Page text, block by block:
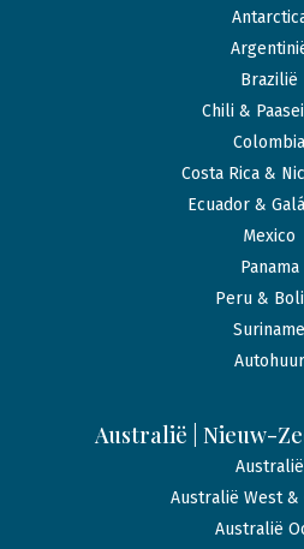
Brazilië
Chili &
Colombia
Costa Rica &
Ecuador &
Mexico
Panama
Peru &
Suriname
Autohuur
Australië | Nieuw-
Australië
Australië West &
Australië